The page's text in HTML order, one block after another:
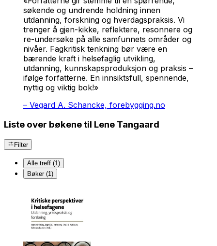
søkende og undrende holdning innen
utdanning, forskning og hverdagspraksis. Vi
trenger å gjen-kikke, reflektere, resonnere og
re-undersøke på alle samfunnets områder og
nivåer. Fagkritisk tenkning bør være en
bærende kraft i helsefaglig utvikling,
utdanning, kunnskapsproduksjon og praksis –
ifølge forfatterne. En innsiktsfull, spennende,
nyttig og viktig bok!»
– Vegard A. Schancke, forebygging.no
Liste over bøkene til Lene Tangaard
Filter
Alle treff (1)
Bøker (1)